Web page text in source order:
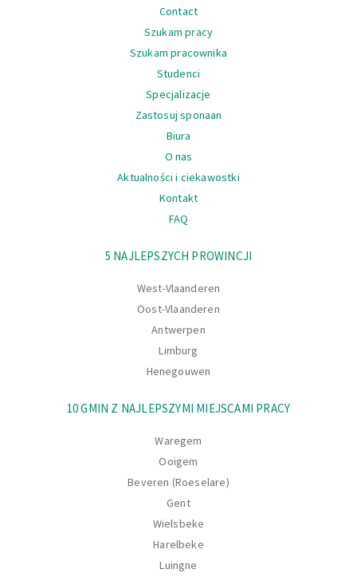
Contact
Szukam pracy
Szukam pracownika
Studenci
Specjalizacje
Zastosuj sponaan
Biura
O nas
Aktualności i ciekawostki
Kontakt
FAQ
5 NAJLEPSZYCH PROWINCJI
West-Vlaanderen
Oost-Vlaanderen
Antwerpen
Limburg
Henegouwen
10 GMIN Z NAJLEPSZYMI MIEJSCAMI PRACY
Waregem
Ooigem
Beveren (Roeselare)
Gent
Wielsbeke
Harelbeke
Luingne